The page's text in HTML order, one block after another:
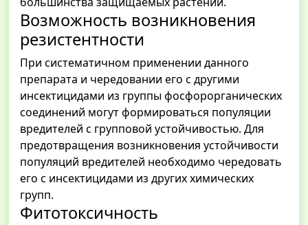
Возможность возникновения
резистентности
При систематичном применении данного
препарата и чередовании его с другими
инсектицидами из группы фосфорорганических
соединений могут формироваться популяции
вредителей с групповой устойчивостью. Для
предотвращения возникновения устойчивости
популяций вредителей необходимо чередовать
его с инсектицидами из других химических
групп.
Фитотоксичность